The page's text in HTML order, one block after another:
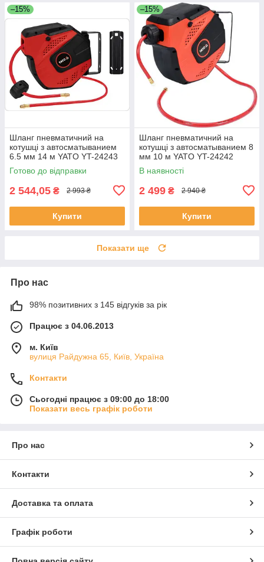
–15%
Шланг пневматичний на
котушці з автосматыванием
6.5 мм 14 м YATO YT-24243
(Польща)
Готово до відправки
2 544,05 ₴ 2 993 ₴
Купити
–15%
Шланг пневматичний на
котушці з автосматыванием 8
мм 10 м YATO YT-24242
(Польща)
В наявності
2 499 ₴ 2 940 ₴
Купити
Показати ще
Про нас
98% позитивних з 145 відгуків за рік
Працює з 04.06.2013
м. Київ
вулиця Райдужна 65, Київ, Україна
Контакти
Сьогодні працює з 09:00 до 18:00
Показати весь графік роботи
Про нас
Контакти
Доставка та оплата
Графік роботи